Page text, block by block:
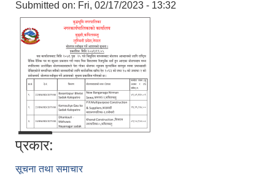
Submitted on: Fri, 02/17/2023 - 13:32
प्रकार:
सूचना तथा समाचार